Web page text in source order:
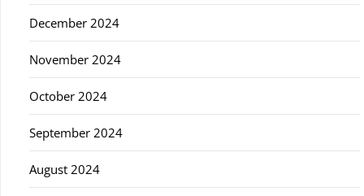
December 2024
November 2024
October 2024
September 2024
August 2024